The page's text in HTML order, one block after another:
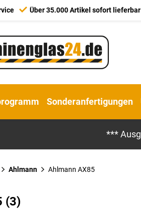
Über 35.000 Artikel sofort lieferbar
Sonderanfertigungen
***
Ahlmann Ahlmann AX85
(3)